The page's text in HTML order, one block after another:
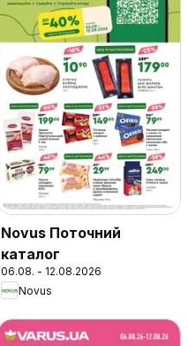
Novus Поточний
каталог
06.08. - 12.08.2026
Novus